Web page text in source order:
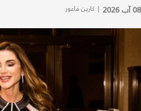
08 آب 2026 | كارين فاعور